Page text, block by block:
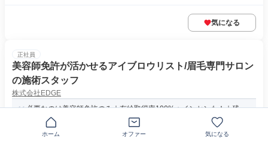
気になる
正社員
美容師免許が活かせるアイブロウリスト/眉毛専門サロン
の施術スタッフ
株式会社EDGE
必要なのは美容師免許のみ｜有給取得率100%＋インセンも！｜残
業なし・研修中も給与支給
ホーム オファー 気になる